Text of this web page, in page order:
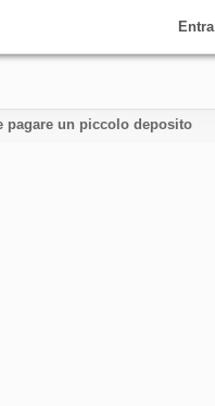
Entra
pagare un piccolo deposito